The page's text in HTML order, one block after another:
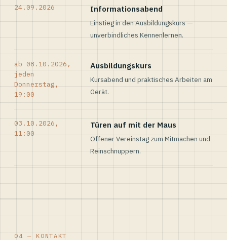
24.09.2026 Informationsabend
Einstieg in den Ausbildungskurs —
unverbindliches Kennenlernen.
ab 08.10.2026,
jeden
Donnerstag,
19:00
Ausbildungskurs
Kursabend und praktisches Arbeiten am
Gerät.
03.10.2026,
11:00
Türen auf mit der Maus
Offener Vereinstag zum Mitmachen und
Reinschnuppern.
04 — KONTAKT